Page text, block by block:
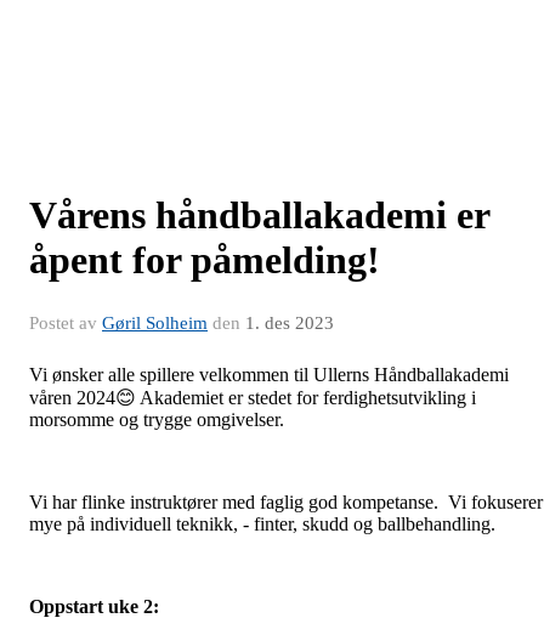
Vårens håndballakademi er
åpent for påmelding!
Postet av Gøril Solheim den 1. des 2023
Vi ønsker alle spillere velkommen til Ullerns Håndballakademi
våren 2024😊 Akademiet er stedet for ferdighetsutvikling i
morsomme og trygge omgivelser.
Vi har flinke instruktører med faglig god kompetanse. Vi fokuserer
mye på individuell teknikk, - finter, skudd og ballbehandling.
Oppstart uke 2: